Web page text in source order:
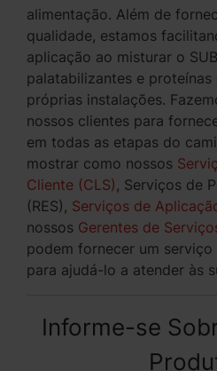
alimentação. Além de
qualidade, estamos
aplicação ao misturar o
palatabilizantes e proteínas
próprias instalações.
nossos clientes para
em todas as etapas do
mostrar como nossos
Cliente (CLS) , Serviços de
(RES), Serviços de
nossos Gerentes de
podem fornecer um
para ajudá-lo a atender às
Informe-se